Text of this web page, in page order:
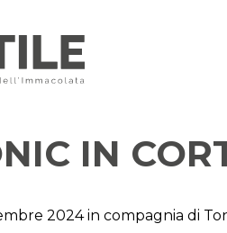
IN
2024 in compagnia di